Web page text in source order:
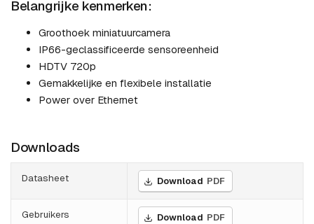
Belangrijke kenmerken:
Groothoek miniatuurcamera
IP66-geclassificeerde sensoreenheid
HDTV 720p
Gemakkelijke en flexibele installatie
Power over Ethernet
Downloads
Datasheet Download PDF
Gebruikers
Download PDF